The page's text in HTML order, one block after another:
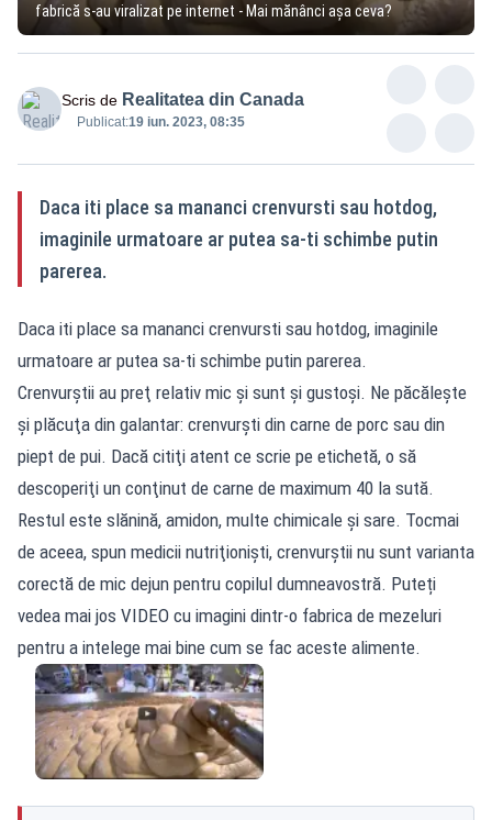
fabrică s-au viralizat pe internet - Mai mănânci așa ceva?
Scris de Realitatea din Canada
Publicat:19 iun. 2023, 08:35
Daca iti place sa mananci crenvursti sau hotdog,
imaginile urmatoare ar putea sa-ti schimbe putin
parerea.
Daca iti place sa mananci crenvursti sau hotdog, imaginile
urmatoare ar putea sa-ti schimbe putin parerea.
Crenvurştii au preţ relativ mic şi sunt şi gustoşi. Ne păcăleşte
şi plăcuţa din galantar: crenvurşti din carne de porc sau din
piept de pui. Dacă citiţi atent ce scrie pe etichetă, o să
descoperiţi un conţinut de carne de maximum 40 la sută.
Restul este slănină, amidon, multe chimicale şi sare. Tocmai
de aceea, spun medicii nutriţionişti, crenvurştii nu sunt varianta
corectă de mic dejun pentru copilul dumneavostră. Puteți
vedea mai jos VIDEO cu imagini dintr-o fabrica de mezeluri
pentru a intelege mai bine cum se fac aceste alimente.